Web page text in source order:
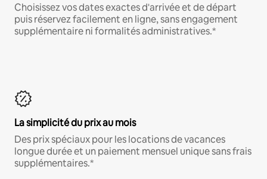
Choisissez vos dates exactes d'arrivée et de départ
puis réservez facilement en ligne, sans engagement
supplémentaire ni formalités administratives.*
La simplicité du prix au mois
Des prix spéciaux pour les locations de vacances
longue durée et un paiement mensuel unique sans frais
supplémentaires.*